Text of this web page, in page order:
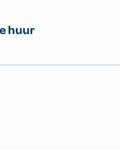
huur